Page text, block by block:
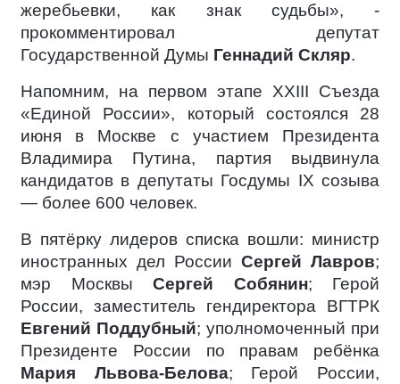
жеребьевки, как знак судьбы», -
прокомментировал депутат
Государственной Думы Геннадий Скляр.
Напомним, на первом этапе XXIII Съезда
«Единой России», который состоялся 28
июня в Москве с участием Президента
Владимира Путина, партия выдвинула
кандидатов в депутаты Госдумы IX созыва
— более 600 человек.
В пятёрку лидеров списка вошли: министр
иностранных дел России Сергей Лавров;
мэр Москвы Сергей Собянин; Герой
России, заместитель гендиректора ВГТРК
Евгений Поддубный; уполномоченный при
Президенте России по правам ребёнка
Мария Львова-Белова; Герой России,